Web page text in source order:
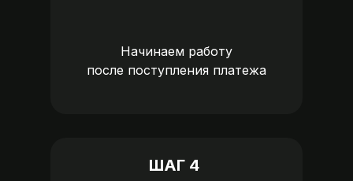
Начинаем работу
после поступления платежа
ШАГ 4